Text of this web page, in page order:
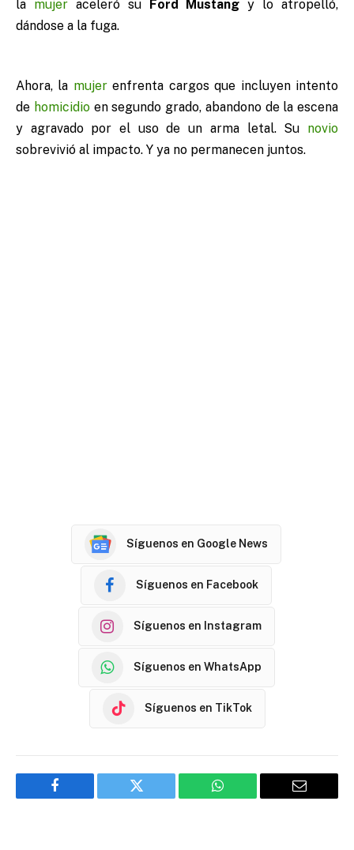
la mujeraceleró su Ford Mustang y lo atropelló,
dándose a la fuga.
Ahora, la mujerenfrenta cargos que incluyen intento
de homicidioen segundo grado, abandono de la escena
y agravado por el uso de un arma letal. Su novio
sobrevivió al impacto. Y ya no permanecen juntos.
Síguenos en Google News
Síguenos en Facebook
Síguenos en Instagram
Síguenos en WhatsApp
Síguenos en TikTok
Facebook Twitter WhatsApp Email